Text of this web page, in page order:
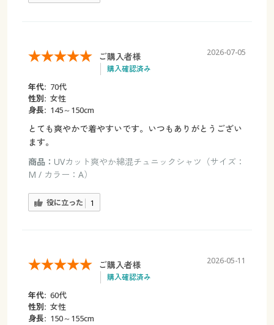
ご購入者様
購入確認済み
2026-07-05
年代: 70代
性別: 女性
身長: 145～150cm
とても爽やかで着やすいです。いつもありがとうござい
ます。
商品： UVカット爽やか綿混チュニックシャツ（サイズ：
M / カラー：A）
役に立った 1
ご購入者様
購入確認済み
2026-05-11
年代: 60代
性別: 女性
身長: 150～155cm